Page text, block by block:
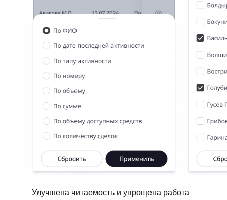
Улучшена читаемость и упрощена работа